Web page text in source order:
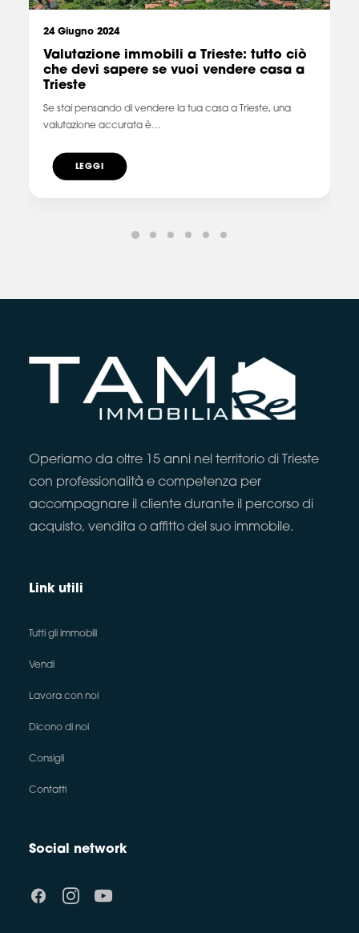
24 Giugno 2024
Valutazione immobili a Trieste: tutto ciò
che devi sapere se vuoi vendere casa a
Trieste
Se stai pensando di vendere la tua casa a Trieste, una
valutazione accurata è…
LEGGI
Operiamo da oltre 15 anni nel territorio di Trieste
con professionalità e competenza per
accompagnare il cliente durante il percorso di
acquisto, vendita o affitto del suo immobile.
Link utili
Tutti gli immobili
Vendi
Lavora con noi
Dicono di noi
Consigli
Contatti
Social network